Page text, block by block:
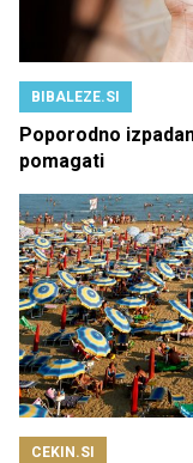
BIBALEZE.SI
Poporodno
pomagati
CEKIN.SI